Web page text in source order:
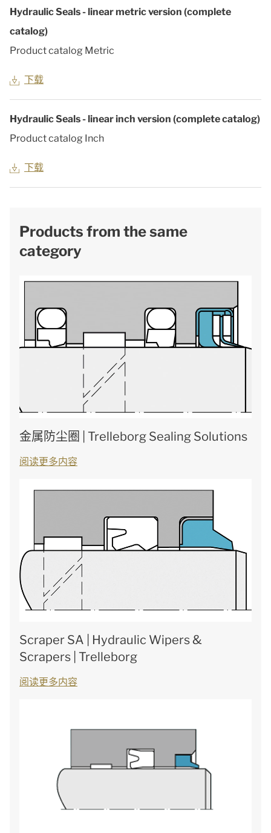
Hydraulic Seals - linear metric version (complete
catalog)
Product catalog Metric
下载
Hydraulic Seals - linear inch version (complete catalog)
Product catalog Inch
下载
Products from the same
category
金属防尘圈 | Trelleborg Sealing Solutions
阅读更多内容
Scraper SA | Hydraulic Wipers &
Scrapers | Trelleborg
阅读更多内容